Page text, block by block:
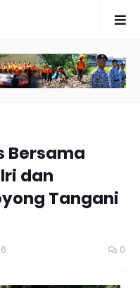
Bersama
dan
Tangani
0